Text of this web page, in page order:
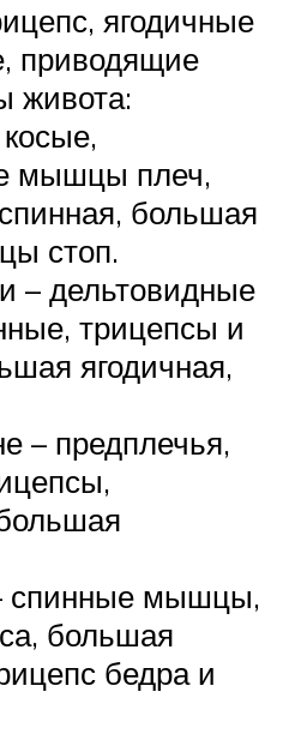
ягодичные
приводящие
живота:
мышцы плеч,
большая
стоп.
– дельтовидные
трицепсы и
ягодичная,
– предплечья,
спинные мышцы,
большая
бедра и